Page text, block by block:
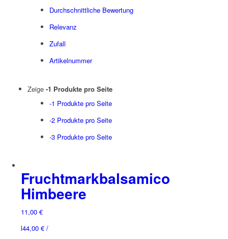
Durchschnittliche Bewertung
Relevanz
Zufall
Artikelnummer
Zeige -1 Produkte pro Seite
-1 Produkte pro Seite
-2 Produkte pro Seite
-3 Produkte pro Seite
Fruchtmarkbalsamico
Himbeere
11,00 €
44,00 €/
l